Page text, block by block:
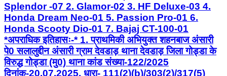
Splendor -07 2. Glamor-02 3. HF Deluxe-03 4.
Honda Dream Neo-01 5. Passion Pro-01 6.
Honda Scooty Dio-01 7. Bajaj CT-100-01
*अपराधिक इतिहासः-* 1. प्राथमिकी अभियुक्त शहनबाज अंसारी
पे0 सलालुद्दीन अंसारी ग्राम देवडाड़ थाना देवडाड़ जिला गोड्डा के
विरुद्ध गोड्डा (मु0) थाना कांड संख्या-122/2025
दिनांक-20.07.2025, धारा- 111(2)(b)/303(2)/317(5)